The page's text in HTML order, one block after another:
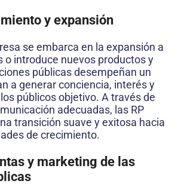
y expansión
se embarca en la expansión a
o introduce nuevos productos y
públicas desempeñan un
a generar conciencia, interés y
públicos objetivo. A través de
adecuadas, las RP
transición suave y exitosa hacia
de crecimiento.
y marketing de las